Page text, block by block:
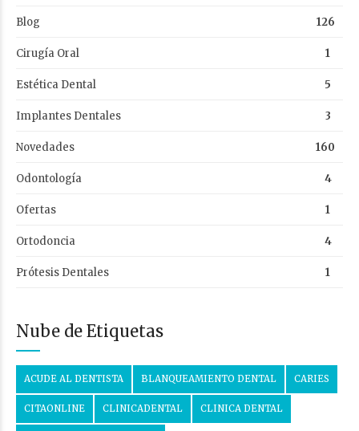
Blog 126
Cirugía Oral 1
Estética Dental 5
Implantes Dentales 3
Novedades 160
Odontología 4
Ofertas 1
Ortodoncia 4
Prótesis Dentales 1
Nube de Etiquetas
ACUDE AL DENTISTA BLANQUEAMIENTO DENTAL CARIES
CITAONLINE CLINICADENTAL CLINICA DENTAL